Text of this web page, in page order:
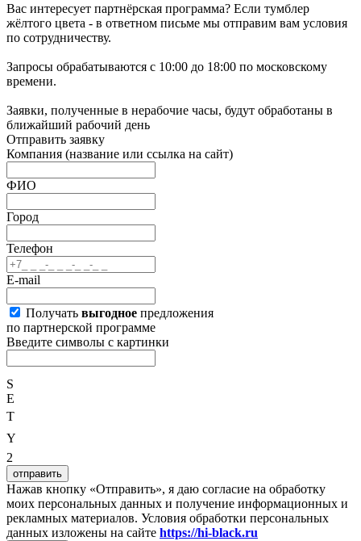
Вас интересует партнёрская программа? Если тумблер
жёлтого цвета - в ответном письме мы отправим вам условия
по сотрудничеству.
Запросы обрабатываются с 10:00 до 18:00 по московскому
времени.
Заявки, полученные в нерабочие часы, будут обработаны в
ближайший рабочий день
Отправить заявку
Компания (название или ссылка на сайт)
ФИО
Город
Телефон
E-mail
Получать выгодное предложения
по партнерской программе
Введите символы с картинки
S
E
T
Y
2
отправить
Нажав кнопку «Отправить», я даю согласие на обработку
моих персональных данных и получение информационных и
рекламных материалов. Условия обработки персональных
данных изложены на сайте https://hi-black.ru